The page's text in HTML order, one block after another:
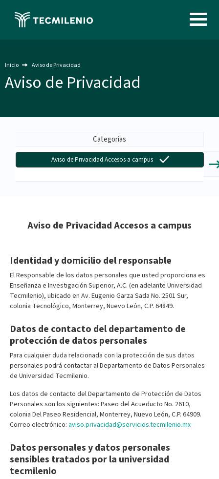
contenido
Image
Inicio Aviso de Privacidad
Aviso de Privacidad
Aviso
Categorías
Aviso de Privacidad Accesos a campus
Aviso de Privacidad Accesos a campus
Identidad y domicilio del responsable
El Responsable de los datos personales que usted proporciona es
Enseñanza e Investigación Superior, A.C. (en adelante Universidad
Tecmilenio), ubicado en Av. Eugenio Garza Sada No. 2501 Sur,
colonia Tecnológico, Monterrey, Nuevo León, C.P. 64849.
Datos de contacto del departamento de
protección de datos personales
Para cualquier duda relacionada con la protección de sus datos
personales podrá contactar al Departamento de Datos Personales
de Universidad Tecmilenio.
Los datos de contacto del Departamento de Protección de Datos
Personales son los siguientes: Paseo del Acueducto No. 2610,
colonia Del Paseo Residencial, Monterrey, Nuevo León, C.P. 64909.
Correo electrónico: aviso.privacidad@servicios.tecmilenio.mx
Datos personales y datos personales
sensibles tratados por la universidad
tecmilenio